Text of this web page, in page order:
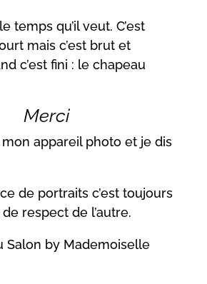
temps qu’il veut. C’est
mais c’est brut et
c’est fini : le chapeau
Merci
appareil photo et je dis
de portraits c’est toujours
respect de l’autre.
Salon by Mademoiselle